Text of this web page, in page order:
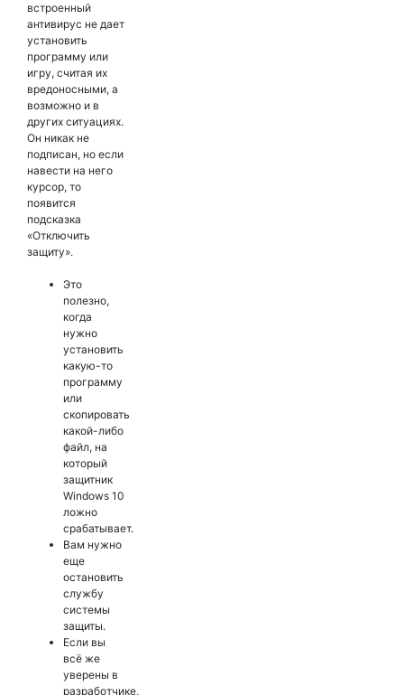
встроенный
антивирус не дает
установить
программу или
игру, считая их
вредоносными, а
возможно и в
других ситуациях.
Он никак не
подписан, но если
навести на него
курсор, то
появится
подсказка
«Отключить
защиту».
Это
полезно,
когда
нужно
установить
какую-то
программу
или
скопировать
какой-либо
файл, на
который
защитник
Windows 10
ложно
срабатывает.
Вам нужно
еще
остановить
службу
системы
защиты.
Если вы
всё же
уверены в
разработчике,